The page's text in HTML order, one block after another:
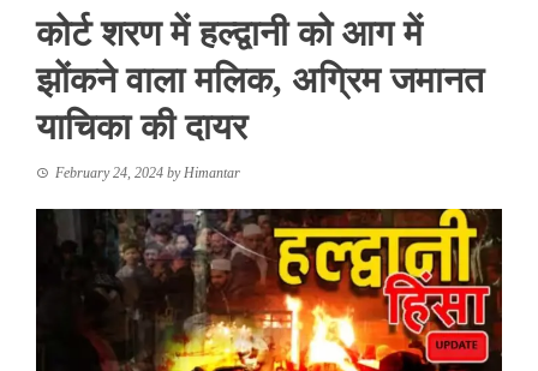
कोर्ट शरण में हल्द्वानी को आग में
झोंकने वाला मलिक, अग्रिम जमानत
याचिका की दायर
February 24, 2024 byHimantar